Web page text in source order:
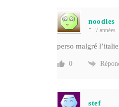
noodles
7 années
perso malgré
0
stef